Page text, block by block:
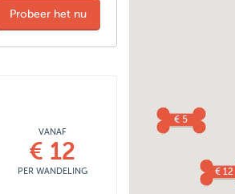
Probeer het nu
VANAF
€ 12
PER WANDELING € 12
€ 5